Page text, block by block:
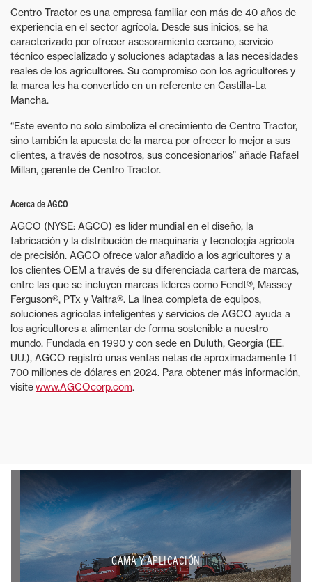
Centro Tractor es una empresa familiar con más de 40 años de
experiencia en el sector agrícola. Desde sus inicios, se ha
caracterizado por ofrecer asesoramiento cercano, servicio
técnico especializado y soluciones adaptadas a las necesidades
reales de los agricultores. Su compromiso con los agricultores y
la marca les ha convertido en un referente en Castilla-La
Mancha.
“Este evento no solo simboliza el crecimiento de Centro Tractor,
sino también la apuesta de la marca por ofrecer lo mejor a sus
clientes, a través de nosotros, sus concesionarios” añade Rafael
Millan, gerente de Centro Tractor.
Acerca de AGCO
AGCO (NYSE: AGCO) es líder mundial en el diseño, la
fabricación y la distribución de maquinaria y tecnología agrícola
de precisión. AGCO ofrece valor añadido a los agricultores y a
los clientes OEM a través de su diferenciada cartera de marcas,
entre las que se incluyen marcas líderes como Fendt®, Massey
Ferguson®, PTx y Valtra®. La línea completa de equipos,
soluciones agrícolas inteligentes y servicios de AGCO ayuda a
los agricultores a alimentar de forma sostenible a nuestro
mundo. Fundada en 1990 y con sede en Duluth, Georgia (EE.
UU.), AGCO registró unas ventas netas de aproximadamente 11
700 millones de dólares en 2024. Para obtener más información,
visitewww.AGCOcorp.com.
GAMA Y APLICACIÓN